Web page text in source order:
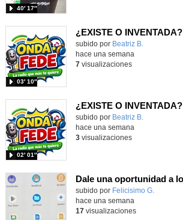
40′ 17″
¿EXISTE O INVENTADA?
Contenido educativo.
subido por Beatriz B.
03′ 10″
hace una semana
7visualizaciones
¿EXISTE O INVENTADA?
Contenido educativo.
subido por Beatriz B.
02′ 01″
hace una semana
3visualizaciones
Contenido educativo.
subido por Felicisimo G.
hace una semana
17visualizaciones